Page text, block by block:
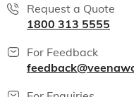
Request a Quote
1800 313 5555
For Feedback